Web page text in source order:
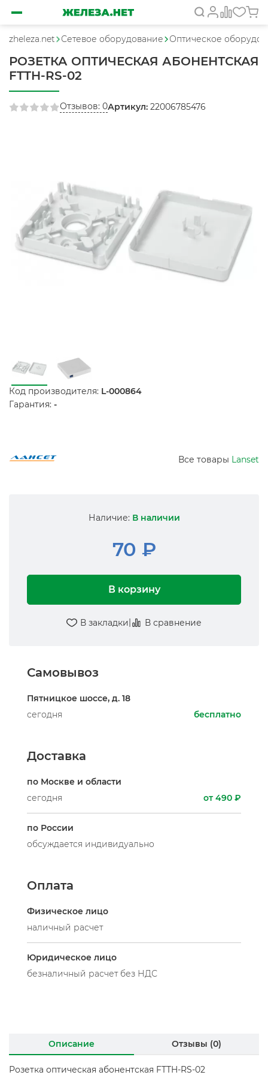
zheleza.net Сетевое оборудование Оптическое
РОЗЕТКА ОПТИЧЕСКАЯ АБОНЕНТСКАЯ
FTTH-RS-02
Отзывов: 0Артикул: 22006785476
Код производителя: L-000864
Гарантия: -
Все товары Lanset
Наличие: В наличии
70 ₽
В корзину
В закладки| В сравнение
Самовывоз
Пятницкое шоссе, д. 18
сегодня
бесплатно
Доставка
по Москве и области
сегодня
от 490 ₽
по России
обсуждается индивидуально
Оплата
Физическое лицо
наличный расчет
Юридическое лицо
безналичный расчет без НДС
Описание Отзывы (0)
Розетка оптическая абонентская FTTH-RS-02